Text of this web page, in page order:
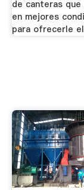
de canteras
en mejores
para ofrecerle